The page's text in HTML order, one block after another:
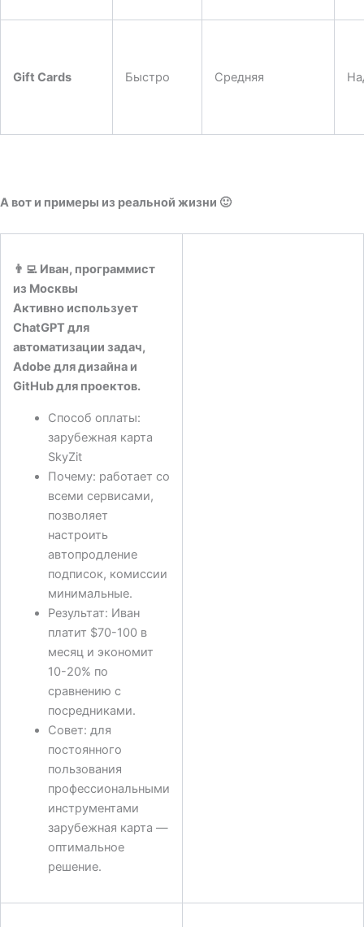
Gift Cards Быстро Средняя
А вот и примеры из реальной жизни 🙂
👨‍💻 Иван, программист
из Москвы
Активно использует
ChatGPT для
автоматизации задач,
Adobe для дизайна и
GitHub для проектов.
Способ оплаты:
зарубежная карта
SkyZit
Почему: работает со
всеми сервисами,
позволяет
настроить
автопродление
подписок, комиссии
минимальные.
Результат: Иван
платит $70-100 в
месяц и экономит
10-20% по
сравнению с
посредниками.
Совет: для
постоянного
пользования
профессиональными
инструментами
зарубежная карта —
оптимальное
решение.